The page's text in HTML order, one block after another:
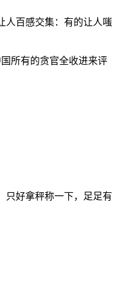
人百感交集：有的让人嗤
所有的贪官全收进来评
只好拿秤称一下，足足有